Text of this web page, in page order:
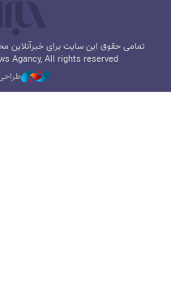
تمامی حقوق این سایت برای خبرآنلاین
Agancy, All rights reserved